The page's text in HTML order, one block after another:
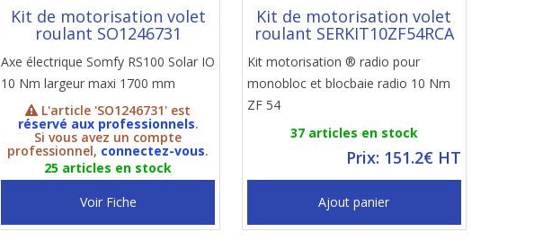
Kit de motorisation volet
roulant SO1246731
Axe électrique Somfy RS100 Solar IO
10 Nm largeur maxi 1700 mm
L'article 'SO1246731' est
réservé aux professionnels.
Si vous avez un compte
professionnel, connectez-vous.
25 articles en stock
Voir Fiche
Kit de motorisation volet
roulant SERKIT10ZF54RCA
Kit motorisation ® radio pour
monobloc et blocbaie radio 10 Nm
ZF 54
37 articles en stock
Prix: 151.2€ HT
Ajout panier